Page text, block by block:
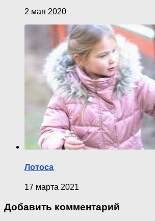
2 мая 2020
Лотоса
17 марта 2021
Добавить комментарий